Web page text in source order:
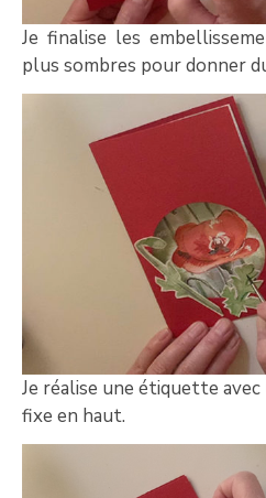
Je finalise les
plus sombres pour donner
Je réalise une étiquette
fixe en haut.